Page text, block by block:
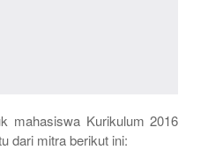
mahasiswa Kurikulum 2016
dari mitra berikut ini: